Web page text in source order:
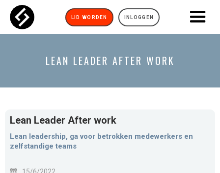
LID WORDEN INLOGGEN
LEAN LEADER AFTER WORK
Lean Leader After work
Lean leadership, ga voor betrokken medewerkers en
zelfstandige teams